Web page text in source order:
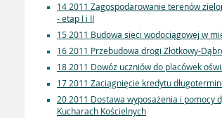
14 2011 Zagospodarowanie terenów
- etap I i II
15 2011 Budowa sieci wodociągowej w
16 2011 Przebudowa drogi Złotkowy-
18 2011 Dowóz uczniów do placówek
17 2011 Zaciągnięcie kredytu
20 2011 Dostawa wyposażenia i pomocy
Kucharach Kościelnych